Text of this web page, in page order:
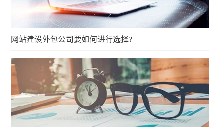
网站建设外包公司要如何进行选择?